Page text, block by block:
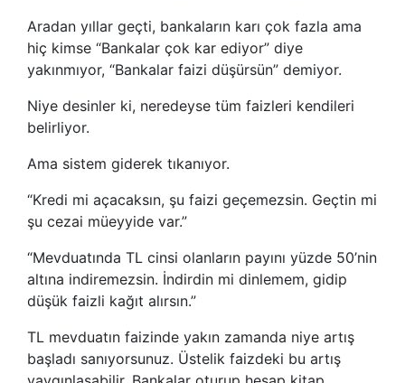
Aradan yıllar geçti, bankaların karı çok fazla ama
hiç kimse “Bankalar çok kar ediyor” diye
yakınmıyor, “Bankalar faizi düşürsün” demiyor.
Niye desinler ki, neredeyse tüm faizleri kendileri
belirliyor.
Ama sistem giderek tıkanıyor.
“Kredi mi açacaksın, şu faizi geçemezsin. Geçtin mi
şu cezai müeyyide var.”
“Mevduatında TL cinsi olanların payını yüzde 50’nin
altına indiremezsin. İndirdin mi dinlemem, gidip
düşük faizli kağıt alırsın.”
TL mevduatın faizinde yakın zamanda niye artış
başladı sanıyorsunuz. Üstelik faizdeki bu artış